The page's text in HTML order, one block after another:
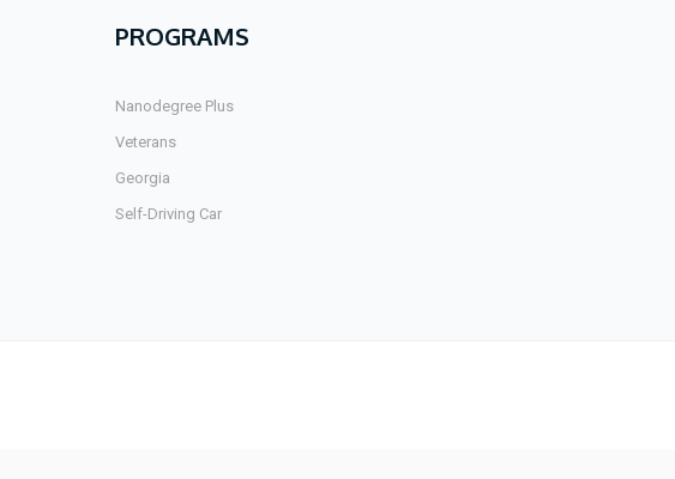
PROGRAMS
Nanodegree Plus
Veterans
Georgia
Self-Driving Car